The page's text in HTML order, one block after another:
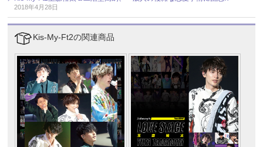
2018年4月28日
Kis-My-Ft2の関連商品